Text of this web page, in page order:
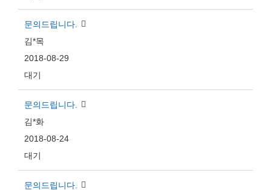
문의드립니다.
김*목
2018-08-29
대기
문의드립니다.
김*화
2018-08-24
대기
문의드립니다.